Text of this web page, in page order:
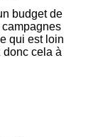
budget de
qui est loin
donc cela à